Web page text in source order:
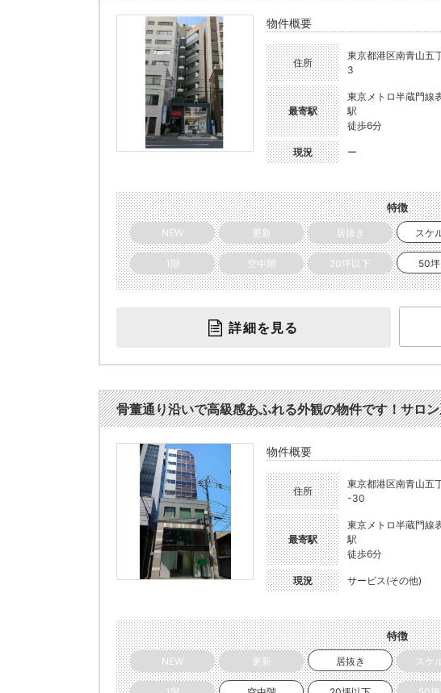
物件概要
住所
東京都港区南青山五
3
最寄駅
東京メトロ半蔵門線
駅
徒歩6分
現況 ー
特徴
NEW 更新 居抜き スケ
1階 空中階 20坪以下 50
詳細を見る
骨董通り沿いで高級感あふれる外観の物件です！サ
物件概要
住所
東京都港区南青山五
-30
最寄駅
東京メトロ半蔵門線
駅
徒歩6分
現況 サービス(その他)
特徴
NEW 更新 居抜き スケ